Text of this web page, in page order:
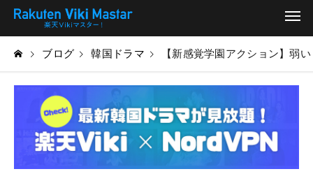
ブログ 韓国ドラマ 【新感覚学園アクション】弱